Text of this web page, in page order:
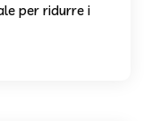
per ridurre i